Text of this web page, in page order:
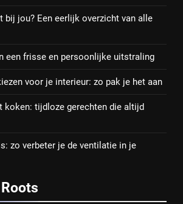
bij jou? Een eerlijk overzicht van alle
een frisse en persoonlijke uitstraling
voor je interieur: zo pak je het aan
koken: tijdloze gerechten die altijd
zo verbeter je de ventilatie in je